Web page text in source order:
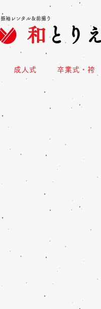
和とり
振袖レンタル＆前撮り
成人式 卒業式・袴